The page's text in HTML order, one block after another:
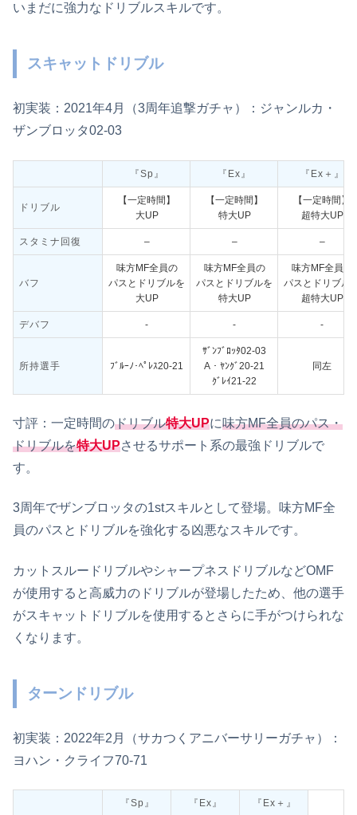
いまだに強力なドリブルスキルです。
スキャットドリブル
初実装：2021年4月（3周年追撃ガチャ）：ジャンルカ・
ザンブロッタ02-03
『Sp』 『Ex』 『Ex＋』
ドリブル
【一定時間】
大UP
【一定時間】
特大UP
【一定時間】
超特大UP
スタミナ回復 – – –
バフ
味方MF全員の
パスとドリブルを
大UP
味方MF全員の
パスとドリブルを
特大UP
味方MF全員の
パスとドリブル
超特大UP
デバフ ‐ ‐ ‐
所持選手 ﾌﾞﾙｰﾉ･ﾍﾟﾚｽ20-21
ｻﾞﾝﾌﾞﾛｯﾀ02-03
A・ﾔﾝｸﾞ20-21
ｸﾞﾚｲ21-22
同左
寸評：一定時間のドリブル特大UPに味方MF全員のパス・
ドリブルを特大UPさせるサポート系の最強ドリブルで
す。
3周年でザンブロッタの1stスキルとして登場。味方MF全
員のパスとドリブルを強化する凶悪なスキルです。
カットスルードリブルやシャープネスドリブルなどOMF
が使用すると高威力のドリブルが登場したため、他の選手
がスキャットドリブルを使用するとさらに手がつけられな
くなります。
ターンドリブル
初実装：2022年2月（サカつくアニバーサリーガチャ）：
ヨハン・クライフ70-71
『Sp』 『Ex』 『Ex＋』